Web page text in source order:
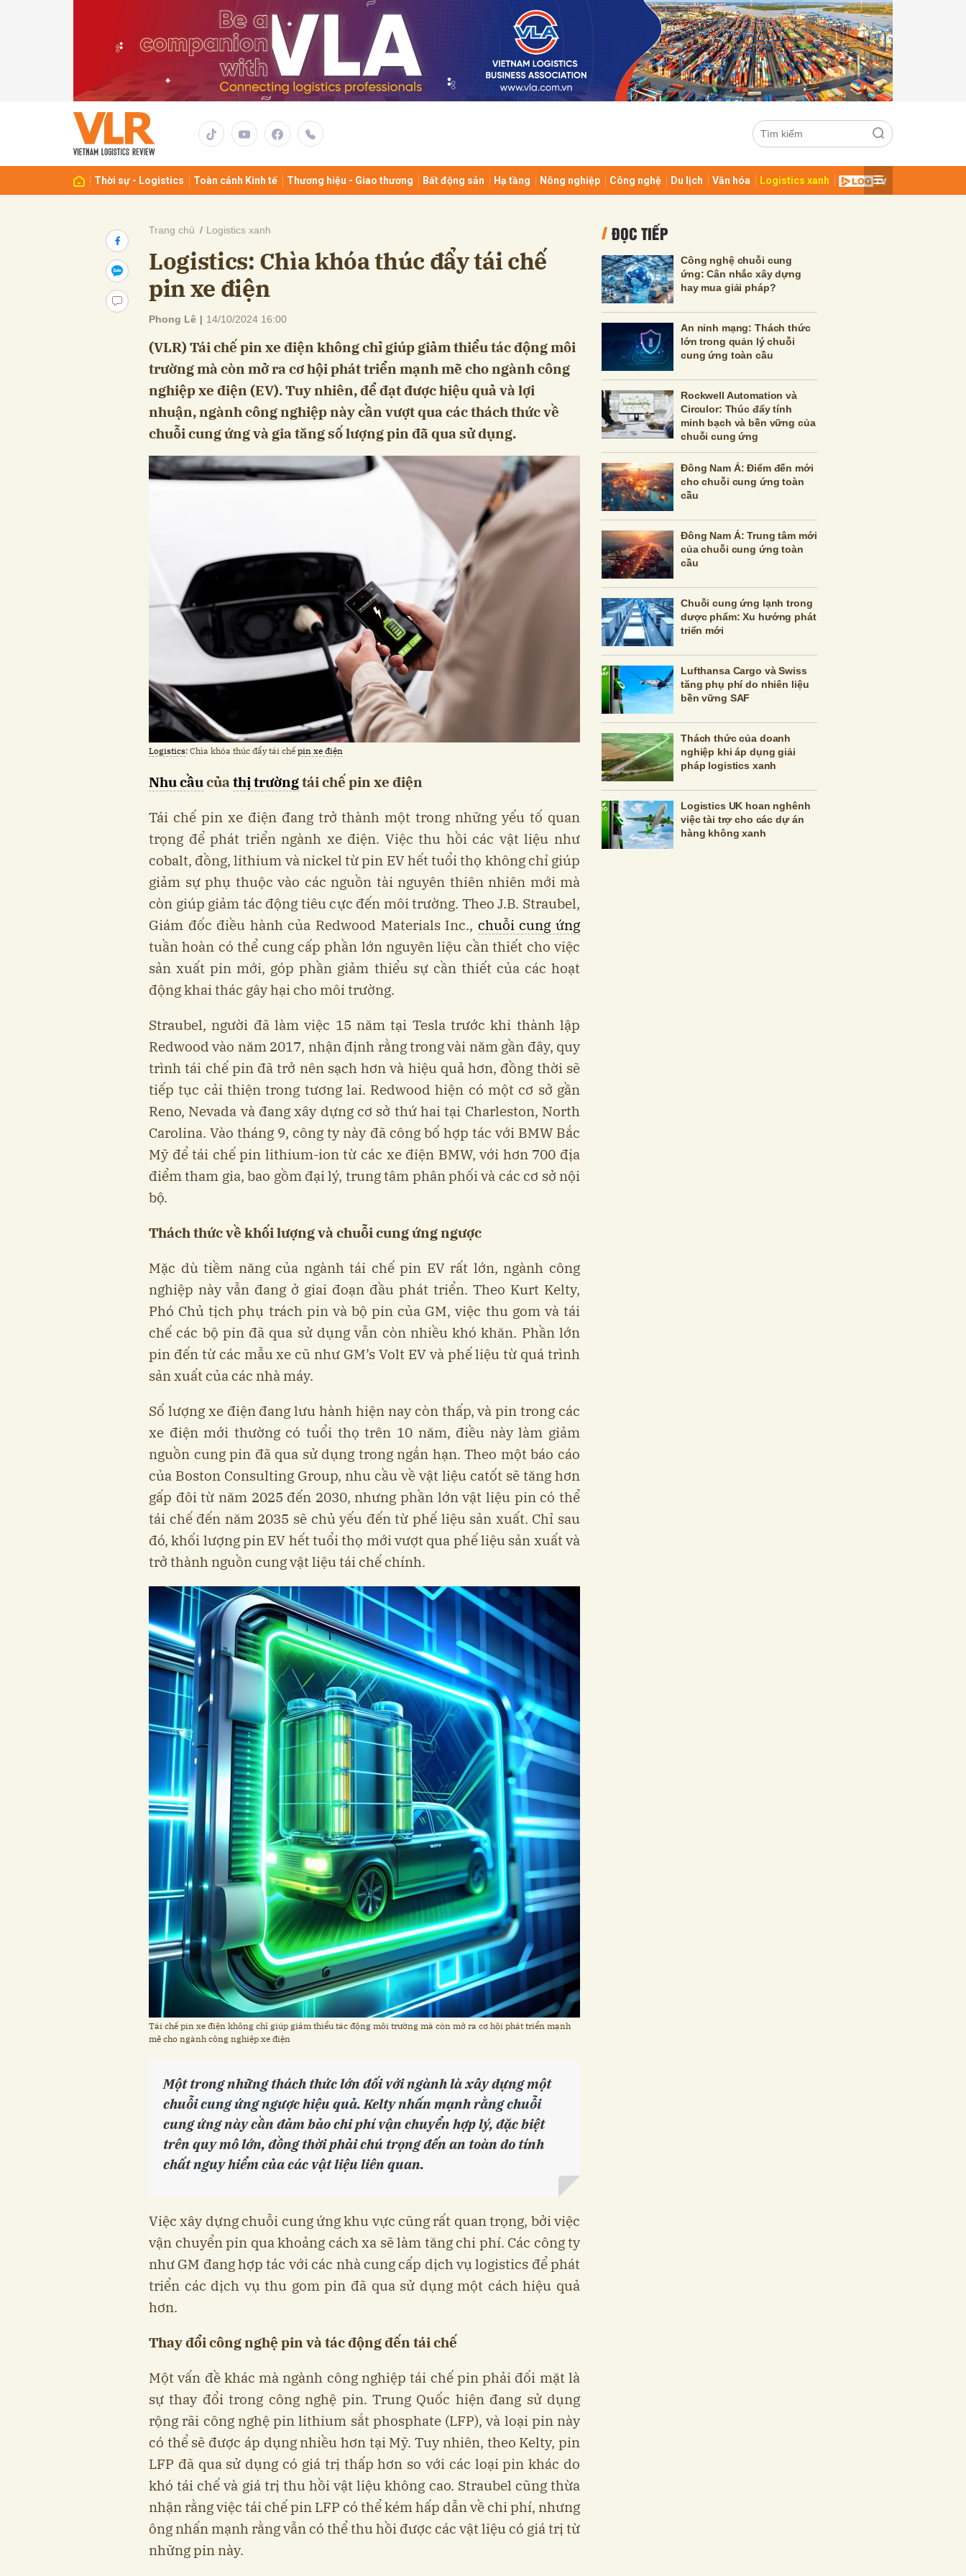
Thời sự - Logistics Toàn cảnh Kinh tế Thương hiệu - Giao thương Bất động sản Hạ tầng Nông nghiệp Công nghệ Du lịch Văn hóa Logistics xanh
Trang chủ Logistics xanh
Logistics: Chìa khóa thúc đẩy tái chế
pin xe điện
Phong Lê | 14/10/2024 16:00
(VLR) Tái chế pin xe điện không chỉ giúp giảm thiểu tác động môi
trường mà còn mở ra cơ hội phát triển mạnh mẽ cho ngành công
nghiệp xe điện (EV). Tuy nhiên, để đạt được hiệu quả và lợi
nhuận, ngành công nghiệp này cần vượt qua các thách thức về
chuỗi cung ứng và gia tăng số lượng pin đã qua sử dụng.
Logistics: Chìa khóa thúc đẩy tái chế pin xe điện
Nhu cầucủa thị trườngtái chế pin xe điện
Tái chế pin xe điện đang trở thành một trong những yếu tố quan
trọng để phát triển ngành xe điện. Việc thu hồi các vật liệu như
cobalt, đồng, lithium và nickel từ pin EV hết tuổi thọ không chỉ giúp
giảm sự phụ thuộc vào các nguồn tài nguyên thiên nhiên mới mà
còn giúp giảm tác động tiêu cực đến môi trường. Theo J.B. Straubel,
Giám đốc điều hành của Redwood Materials Inc., chuỗi cung ứng
tuần hoàn có thể cung cấp phần lớn nguyên liệu cần thiết cho việc
sản xuất pin mới, góp phần giảm thiểu sự cần thiết của các hoạt
động khai thác gây hại cho môi trường.
Straubel, người đã làm việc 15 năm tại Tesla trước khi thành lập
Redwood vào năm 2017, nhận định rằng trong vài năm gần đây, quy
trình tái chế pin đã trở nên sạch hơn và hiệu quả hơn, đồng thời sẽ
tiếp tục cải thiện trong tương lai. Redwood hiện có một cơ sở gần
Reno, Nevada và đang xây dựng cơ sở thứ hai tại Charleston, North
Carolina. Vào tháng 9, công ty này đã công bố hợp tác với BMW Bắc
Mỹ để tái chế pin lithium-ion từ các xe điện BMW, với hơn 700 địa
điểm tham gia, bao gồm đại lý, trung tâm phân phối và các cơ sở nội
bộ.
Thách thức về khối lượng và chuỗi cung ứng ngược
Mặc dù tiềm năng của ngành tái chế pin EV rất lớn, ngành công
nghiệp này vẫn đang ở giai đoạn đầu phát triển. Theo Kurt Kelty,
Phó Chủ tịch phụ trách pin và bộ pin của GM, việc thu gom và tái
chế các bộ pin đã qua sử dụng vẫn còn nhiều khó khăn. Phần lớn
pin đến từ các mẫu xe cũ như GM’s Volt EV và phế liệu từ quá trình
sản xuất của các nhà máy.
Số lượng xe điện đang lưu hành hiện nay còn thấp, và pin trong các
xe điện mới thường có tuổi thọ trên 10 năm, điều này làm giảm
nguồn cung pin đã qua sử dụng trong ngắn hạn. Theo một báo cáo
của Boston Consulting Group, nhu cầu về vật liệu catốt sẽ tăng hơn
gấp đôi từ năm 2025 đến 2030, nhưng phần lớn vật liệu pin có thể
tái chế đến năm 2035 sẽ chủ yếu đến từ phế liệu sản xuất. Chỉ sau
đó, khối lượng pin EV hết tuổi thọ mới vượt qua phế liệu sản xuất và
trở thành nguồn cung vật liệu tái chế chính.
Tái chế pin xe điện không chỉ giúp giảm thiểu tác động môi trường mà còn mở ra cơ hội phát triển mạnh
mẽ cho ngành công nghiệp xe điện
Một trong những thách thức lớn đối với ngành là xây dựng một
chuỗi cung ứng ngược hiệu quả. Kelty nhấn mạnh rằng chuỗi
cung ứng này cần đảm bảo chi phí vận chuyển hợp lý, đặc biệt
trên quy mô lớn, đồng thời phải chú trọng đến an toàn do tính
chất nguy hiểm của các vật liệu liên quan.
Việc xây dựng chuỗi cung ứng khu vực cũng rất quan trọng, bởi việc
vận chuyển pin qua khoảng cách xa sẽ làm tăng chi phí. Các công ty
như GM đang hợp tác với các nhà cung cấp dịch vụ logistics để phát
triển các dịch vụ thu gom pin đã qua sử dụng một cách hiệu quả
hơn.
Thay đổi công nghệ pin và tác động đến tái chế
Một vấn đề khác mà ngành công nghiệp tái chế pin phải đối mặt là
sự thay đổi trong công nghệ pin. Trung Quốc hiện đang sử dụng
rộng rãi công nghệ pin lithium sắt phosphate (LFP), và loại pin này
có thể sẽ được áp dụng nhiều hơn tại Mỹ. Tuy nhiên, theo Kelty, pin
LFP đã qua sử dụng có giá trị thấp hơn so với các loại pin khác do
khó tái chế và giá trị thu hồi vật liệu không cao. Straubel cũng thừa
nhận rằng việc tái chế pin LFP có thể kém hấp dẫn về chi phí, nhưng
ông nhấn mạnh rằng vẫn có thể thu hồi được các vật liệu có giá trị từ
những pin này.
ĐỌC TIẾP
Công nghệ chuỗi cung
ứng: Cân nhắc xây dựng
hay mua giải pháp?
An ninh mạng: Thách thức
lớn trong quản lý chuỗi
cung ứng toàn cầu
Rockwell Automation và
Circulor: Thúc đẩy tính
minh bạch và bền vững của
chuỗi cung ứng
Đông Nam Á: Điểm đến mới
cho chuỗi cung ứng toàn
cầu
Đông Nam Á: Trung tâm mới
của chuỗi cung ứng toàn
cầu
Chuỗi cung ứng lạnh trong
dược phẩm: Xu hướng phát
triển mới
Lufthansa Cargo và Swiss
tăng phụ phí do nhiên liệu
bền vững SAF
Thách thức của doanh
nghiệp khi áp dụng giải
pháp logistics xanh
Logistics UK hoan nghênh
việc tài trợ cho các dự án
hàng không xanh
Gửi bình luận